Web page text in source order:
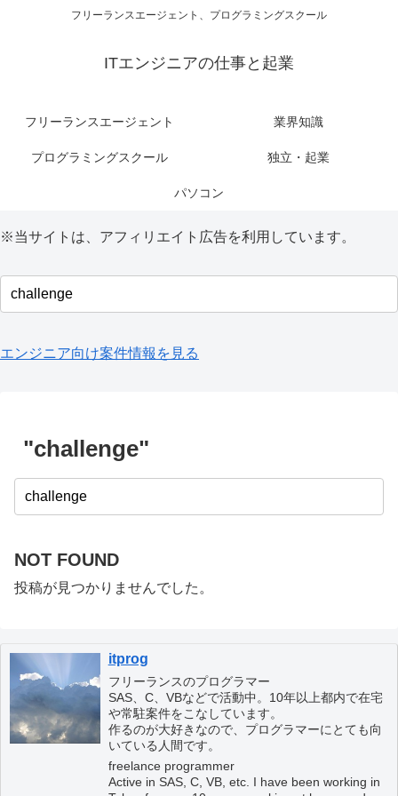
フリーランスエージェント、プログラミングスクール
ITエンジニアの仕事と起業
フリーランスエージェント 業界知識
プログラミングスクール 独立・起業
パソコン
※当サイトは、アフィリエイト広告を利用しています。
エンジニア向け案件情報を見る
"challenge"
NOT FOUND
投稿が見つかりませんでした。
itprog
フリーランスのプログラマー
SAS、C、VBなどで活動中。10年以上都内で在宅
や常駐案件をこなしています。
作るのが大好きなので、プログラマーにとても向
いている人間です。
freelance programmer
Active in SAS, C, VB, etc. I have been working in